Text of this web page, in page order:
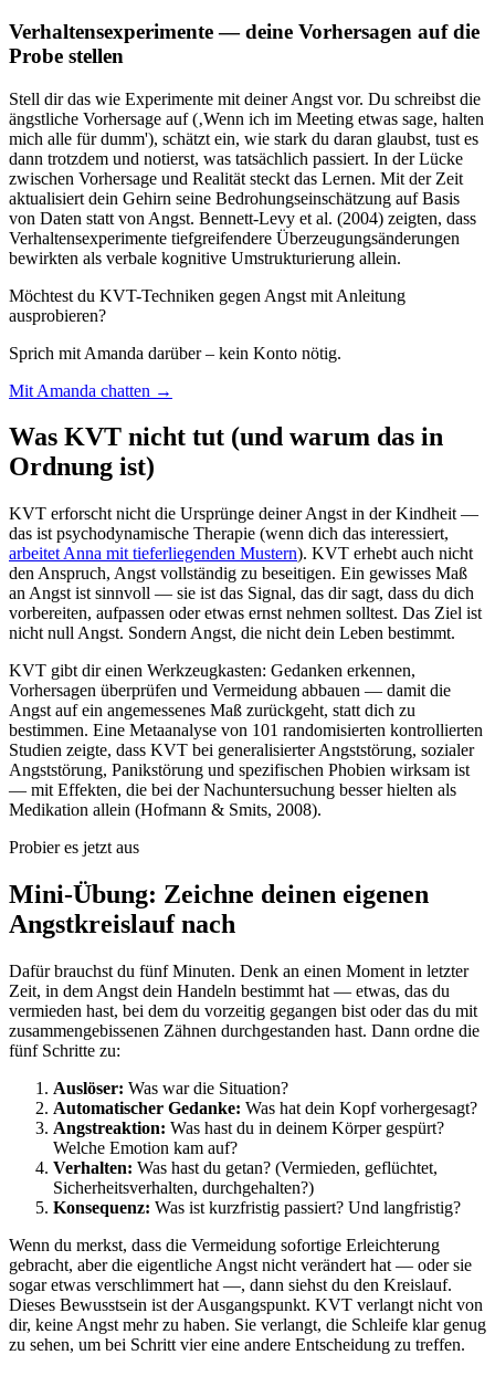
Verhaltensexperimente — deine Vorhersagen auf die
Probe stellen
Stell dir das wie Experimente mit deiner Angst vor. Du schreibst die
ängstliche Vorhersage auf (‚Wenn ich im Meeting etwas sage, halten
mich alle für dumm'), schätzt ein, wie stark du daran glaubst, tust es
dann trotzdem und notierst, was tatsächlich passiert. In der Lücke
zwischen Vorhersage und Realität steckt das Lernen. Mit der Zeit
aktualisiert dein Gehirn seine Bedrohungseinschätzung auf Basis
von Daten statt von Angst. Bennett-Levy et al. (2004) zeigten, dass
Verhaltensexperimente tiefgreifendere Überzeugungsänderungen
bewirkten als verbale kognitive Umstrukturierung allein.
Möchtest du KVT-Techniken gegen Angst mit Anleitung
ausprobieren?
Sprich mit Amanda darüber – kein Konto nötig.
Mit Amanda chatten →
Was KVT nicht tut (und warum das in
Ordnung ist)
KVT erforscht nicht die Ursprünge deiner Angst in der Kindheit —
das ist psychodynamische Therapie (wenn dich das interessiert,
arbeitet Anna mit tieferliegenden Mustern). KVT erhebt auch nicht
den Anspruch, Angst vollständig zu beseitigen. Ein gewisses Maß
an Angst ist sinnvoll — sie ist das Signal, das dir sagt, dass du dich
vorbereiten, aufpassen oder etwas ernst nehmen solltest. Das Ziel ist
nicht null Angst. Sondern Angst, die nicht dein Leben bestimmt.
KVT gibt dir einen Werkzeugkasten: Gedanken erkennen,
Vorhersagen überprüfen und Vermeidung abbauen — damit die
Angst auf ein angemessenes Maß zurückgeht, statt dich zu
bestimmen. Eine Metaanalyse von 101 randomisierten kontrollierten
Studien zeigte, dass KVT bei generalisierter Angststörung, sozialer
Angststörung, Panikstörung und spezifischen Phobien wirksam ist
— mit Effekten, die bei der Nachuntersuchung besser hielten als
Medikation allein (Hofmann & Smits, 2008).
Probier es jetzt aus
Mini-Übung: Zeichne deinen eigenen
Angstkreislauf nach
Dafür brauchst du fünf Minuten. Denk an einen Moment in letzter
Zeit, in dem Angst dein Handeln bestimmt hat — etwas, das du
vermieden hast, bei dem du vorzeitig gegangen bist oder das du mit
zusammengebissenen Zähnen durchgestanden hast. Dann ordne die
fünf Schritte zu:
Auslöser: Was war die Situation?
Automatischer Gedanke: Was hat dein Kopf vorhergesagt?
Angstreaktion: Was hast du in deinem Körper gespürt?
Welche Emotion kam auf?
Verhalten: Was hast du getan? (Vermieden, geflüchtet,
Sicherheitsverhalten, durchgehalten?)
Konsequenz: Was ist kurzfristig passiert? Und langfristig?
Wenn du merkst, dass die Vermeidung sofortige Erleichterung
gebracht, aber die eigentliche Angst nicht verändert hat — oder sie
sogar etwas verschlimmert hat —, dann siehst du den Kreislauf.
Dieses Bewusstsein ist der Ausgangspunkt. KVT verlangt nicht von
dir, keine Angst mehr zu haben. Sie verlangt, die Schleife klar genug
zu sehen, um bei Schritt vier eine andere Entscheidung zu treffen.